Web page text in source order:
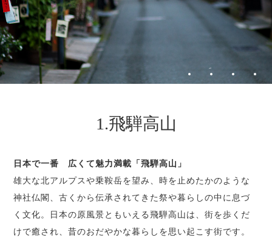
1.飛騨高山
日本で一番 広くて魅力満載「飛騨高山」
雄大な北アルプスや乗鞍岳を望み、時を止めたかのような
神社仏閣、古くから伝承されてきた祭や暮らしの中に息づ
く文化。日本の原風景ともいえる飛騨高山は、街を歩くだ
けで癒され、昔のおだやかな暮らしを思い起こす街です。